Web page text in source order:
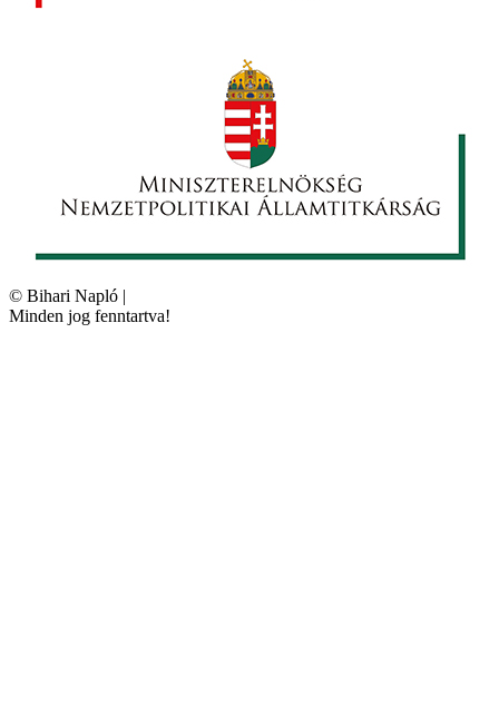
© Bihari Napló |
Minden jog fenntartva!